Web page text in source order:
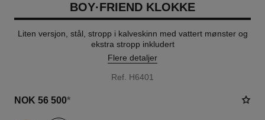
BOY·FRIEND KLOKKE
Liten versjon, stål, stropp i kalveskinn med vattert mønster og
ekstra stropp inkludert
Flere detaljer
Ref. H6401
NOK 56 500*